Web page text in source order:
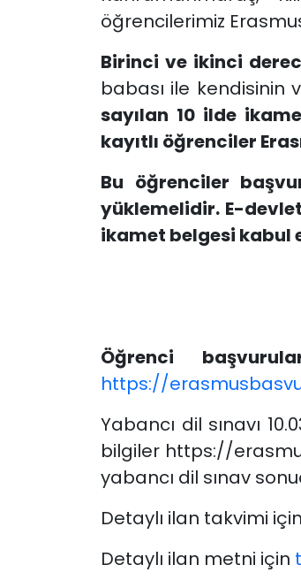
öğrencilerimiz
Birinci ve ikinci
babası ile kendisinin
sayılan 10 ilde
kayıtlı öğrenciler
Bu öğrenciler
yüklemelidir. E-
ikamet belgesi kabul
Öğrenci
https://
Yabancı dil sınavı
bilgiler https://
yabancı dil sınav
Detaylı ilan takvimi için
Detaylı ilan metni için